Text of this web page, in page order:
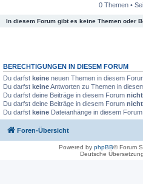
0 Themen •
In diesem Forum gibt es keine Themen oder
BERECHTIGUNGEN IN DIESEM FORUM
Du darfst keine neuen Themen in diesem
Du darfst keineAntworten zu Themen in
Du darfst deine Beiträge in diesem Forum nicht
Du darfst deine Beiträge in diesem Forum nicht
Du darfst keine Dateianhänge in diesem Forum
Foren-Übersicht
Powered by phpBB® Forum
Deutsche